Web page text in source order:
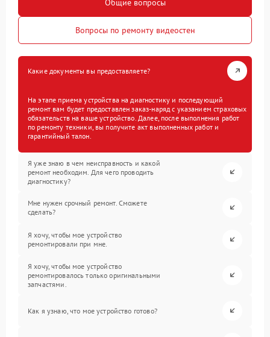
Вопросы по ремонту видеостен
Какие документы вы предоставляете?
На этапе приема устройства на диагностику и последующий
ремонт вам будет предоставлен заказ-наряд с указанием страховых
обязательств на ваше устройство. Далее, после выполнения работ
по ремонту техники, вы получите акт выполненных работ и
гарантийный талон.
Я уже знаю в чем неисправность и какой
ремонт необходим. Для чего проводить
диагностику?
Мне нужен срочный ремонт. Сможете
сделать?
Я хочу, чтобы мое устройство
ремонтировали при мне.
Я хочу, чтобы мое устройство
ремонтировалось только оригинальными
запчастями.
Как я узнаю, что мое устройство готово?